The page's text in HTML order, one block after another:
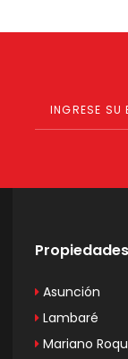
Propiedades
Asunción
Lambaré
Mariano